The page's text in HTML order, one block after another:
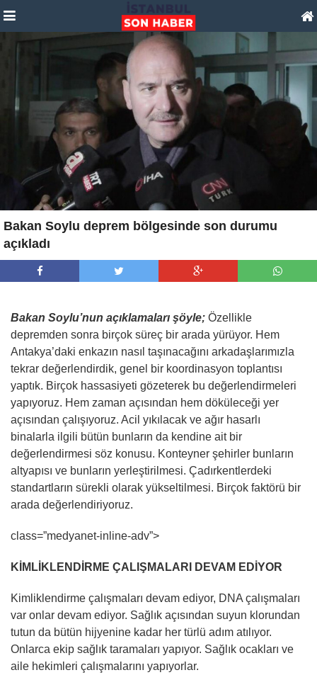
Bakan Soylu deprem bölgesinde son durumu
açıkladı
Bakan Soylu’nun açıklamaları şöyle; Özellikle
depremden sonra birçok süreç bir arada yürüyor. Hem
Antakya’daki enkazın nasıl taşınacağını arkadaşlarımızla
tekrar değerlendirdik, genel bir koordinasyon toplantısı
yaptık. Birçok hassasiyeti gözeterek bu değerlendirmeleri
yapıyoruz. Hem zaman açısından hem döküleceği yer
açısından çalışıyoruz. Acil yıkılacak ve ağır hasarlı
binalarla ilgili bütün bunların da kendine ait bir
değerlendirmesi söz konusu. Konteyner şehirler bunların
altyapısı ve bunların yerleştirilmesi. Çadırkentlerdeki
standartların sürekli olarak yükseltilmesi. Birçok faktörü bir
arada değerlendiriyoruz.
class=”medyanet-inline-adv”>
KİMLİKLENDİRME ÇALIŞMALARI DEVAM EDİYOR
Kimliklendirme çalışmaları devam ediyor, DNA çalışmaları
var onlar devam ediyor. Sağlık açısından suyun klorundan
tutun da bütün hijyenine kadar her türlü adım atılıyor.
Onlarca ekip sağlık taramaları yapıyor. Sağlık ocakları ve
aile hekimleri çalışmalarını yapıyorlar.